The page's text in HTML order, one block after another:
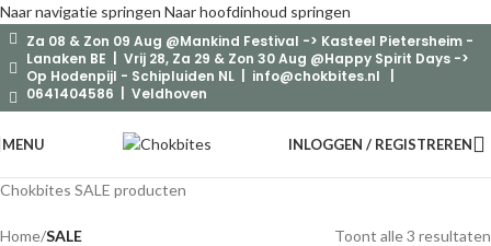
Naar navigatie springen Naar hoofdinhoud springen
Za 08 & Zon 09 Aug @Mankind Festival -> Kasteel Pietersheim -
Lanaken BE | Vrij 28, Za 29 & Zon 30 Aug @Happy Spirit Days ->
Op Hodenpijl - Schipluiden NL | info@chokbites.nl
0641404586 | Veldhoven
MENU INLOGGEN / REGISTREREN
Chokbites SALE producten
Home/SALE Toont alle 3 resultaten